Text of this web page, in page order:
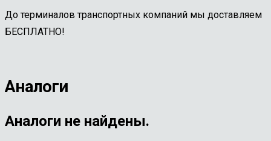
До терминалов транспортных компаний мы доставляем
БЕСПЛАТНО!
Аналоги
Аналоги не найдены.